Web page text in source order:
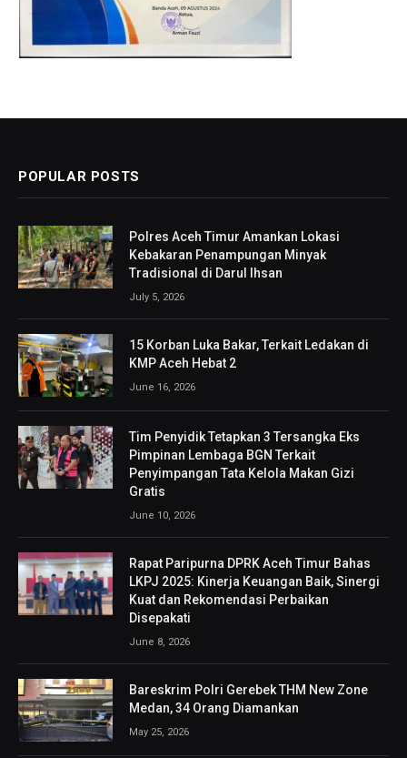
POPULAR POSTS
Polres Aceh Timur Amankan Lokasi
Kebakaran Penampungan Minyak
Tradisional di Darul Ihsan
July 5, 2026
15 Korban Luka Bakar, Terkait Ledakan di
KMP Aceh Hebat 2
June 16, 2026
Tim Penyidik Tetapkan 3 Tersangka Eks
Pimpinan Lembaga BGN Terkait
Penyimpangan Tata Kelola Makan Gizi
Gratis
June 10, 2026
Rapat Paripurna DPRK Aceh Timur Bahas
LKPJ 2025: Kinerja Keuangan Baik, Sinergi
Kuat dan Rekomendasi Perbaikan
Disepakati
June 8, 2026
Bareskrim Polri Gerebek THM New Zone
Medan, 34 Orang Diamankan
May 25, 2026